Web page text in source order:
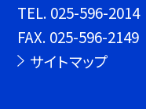
TEL. 025-596-2014
FAX. 025-596-2149
サイトマップ